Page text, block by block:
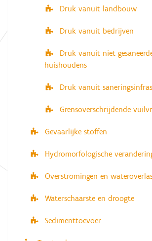
Druk vanuit landbouw
Druk vanuit bedrijven
Druk vanuit niet
huishoudens
Druk vanuit
Grensoverschrijdende
Gevaarlijke stoffen
Hydromorfologische
Overstromingen en
Waterschaarste en droogte
Sedimenttoevoer